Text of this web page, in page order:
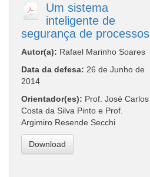
Um sistema
inteligente de
segurança de processos
Autor(a): Rafael Marinho Soares
Data da defesa: 26 de Junho de
2014
Orientador(es): Prof. José Carlos
Costa da Silva Pinto e Prof.
Argimiro Resende Secchi
Download